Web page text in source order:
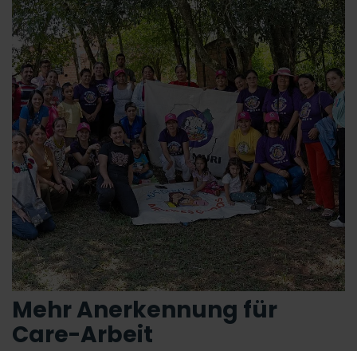
Mehr Anerkennung für
Care-Arbeit